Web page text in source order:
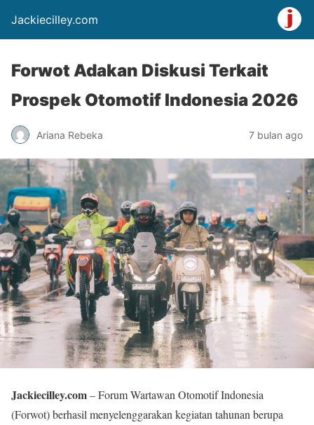
Jackiecilley.com
Forwot Adakan Diskusi Terkait
Prospek Otomotif Indonesia 2026
Ariana Rebeka 7 bulan ago
Jackiecilley.com– Forum Wartawan Otomotif Indonesia
(Forwot) berhasil menyelenggarakan kegiatan tahunan berupa